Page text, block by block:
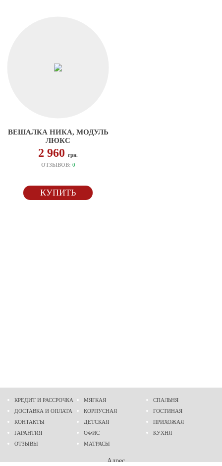
ВЕШАЛКА НИКА, МОДУЛЬ
ЛЮКС
2 960грн.
ОТЗЫВОВ: 0
КУПИТЬ
КРЕДИТ И РАССРОЧКА
ДОСТАВКА И ОПЛАТА
КОНТАКТЫ
ГАРАНТИЯ
ОТЗЫВЫ
МЯГКАЯ
КОРПУСНАЯ
ДЕТСКАЯ
ОФИС
МАТРАСЫ
СПАЛЬНЯ
ГОСТИНАЯ
ПРИХОЖАЯ
КУХНЯ
Адрес